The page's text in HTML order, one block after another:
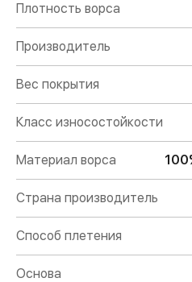
Плотность ворса
Производитель
Вес покрытия
Класс износостойкости
Материал ворса
Страна производитель
Способ плетения
Основа